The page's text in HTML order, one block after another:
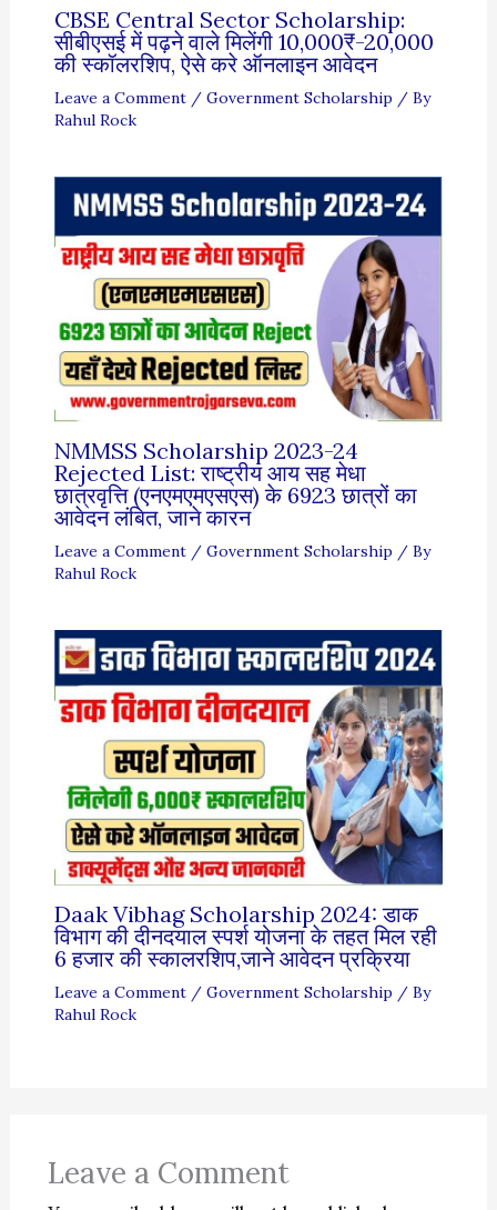
CBSE Central Sector Scholarship:
सीबीएसई में पढ़ने वाले मिलेंगी 10,000₹-20,000
की स्कॉलरशिप, ऐसे करे ऑनलाइन आवेदन
Leave a Comment / Government Scholarship / By
Rahul Rock
NMMSS Scholarship 2023-24
Rejected List: राष्ट्रीय आय सह मेधा
छात्रवृत्ति (एनएमएमएसएस) के 6923 छात्रों का
आवेदन लंबित, जाने कारन
Leave a Comment / Government Scholarship / By
Rahul Rock
Daak Vibhag Scholarship 2024: डाक
विभाग की दीनदयाल स्पर्श योजना के तहत मिल रही
6 हजार की स्कालरशिप,जाने आवेदन प्रक्रिया
Leave a Comment / Government Scholarship / By
Rahul Rock
Leave a Comment